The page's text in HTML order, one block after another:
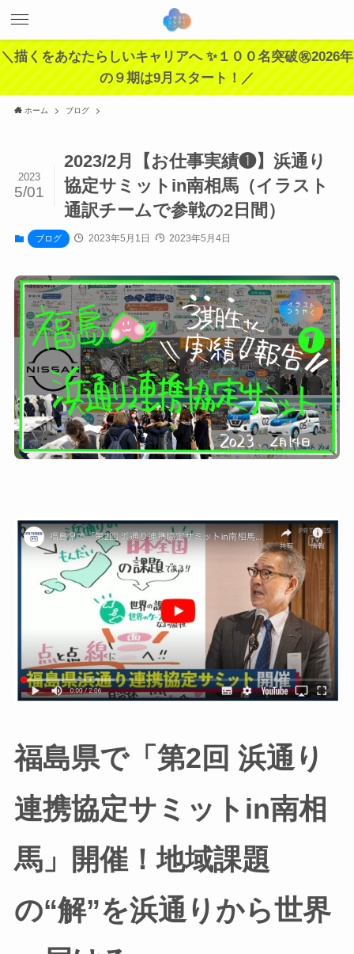
＼描くをあなたらしいキャリアへ ✨１００名突破㊗️2026年
の９期は9月スタート！／
ホーム ブログ
2023/2月【お仕事実績❶】浜通り
協定サミットin南相馬（イラスト
通訳チームで参戦の2日間）
2023
5/01
ブログ 2023年5月1日 2023年5月4日
福島県で「第2回 浜通り
連携協定サミットin南相
馬」開催！地域課題
の“解”を浜通りから世界